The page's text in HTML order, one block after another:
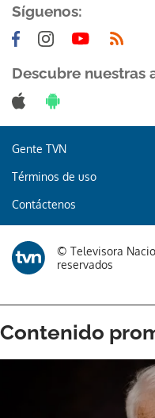
Síguenos:
Descubre nuestras
Gente TVN
Términos de uso
Contáctenos
© Televisora
reservados